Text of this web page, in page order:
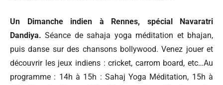
Un Dimanche indien à Rennes, spécial Navaratri
Dandiya. Séance de sahaja yoga méditation et bhajan,
puis danse sur des chansons bollywood. Venez jouer et
découvrir les jeux indiens : cricket, carrom board, etc…Au
programme : 14h à 15h : Sahaj Yoga Méditation, 15h à